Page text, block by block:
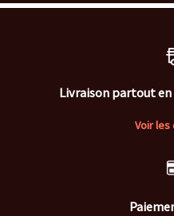
Livraison partout
Voir les